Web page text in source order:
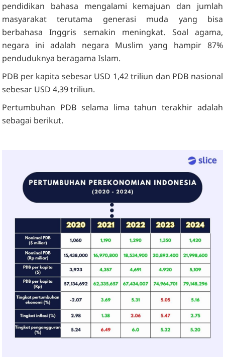
pendidikan bahasa mengalami kemajuan dan jumlah
masyarakat terutama generasi muda yang bisa
berbahasa Inggris semakin meningkat. Soal agama,
negara ini adalah negara Muslim yang hampir 87%
penduduknya beragama Islam.
PDB per kapita sebesar USD 1,42 triliun dan PDB nasional
sebesar USD 4,39 triliun.
Pertumbuhan PDB selama lima tahun terakhir adalah
sebagai berikut.